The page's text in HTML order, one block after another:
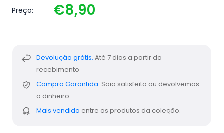
Preço: €8,90
Devolução grátis. Até 7 dias a partir do
recebimento
Compra Garantida. Saia satisfeito ou devolvemos
o dinheiro
Mais vendido entre os produtos da coleção.